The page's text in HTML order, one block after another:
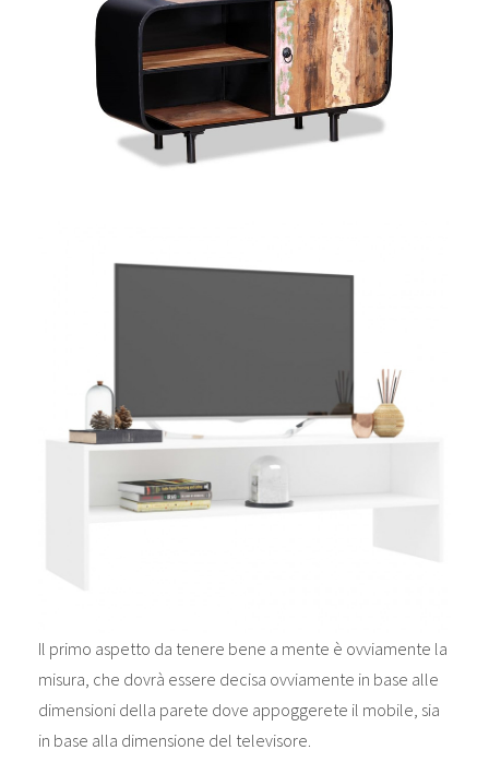
Il primo aspetto da tenere bene a mente è ovviamente la
misura, che dovrà essere decisa ovviamente in base alle
dimensioni della parete dove appoggerete il mobile, sia
in base alla dimensione del televisore.